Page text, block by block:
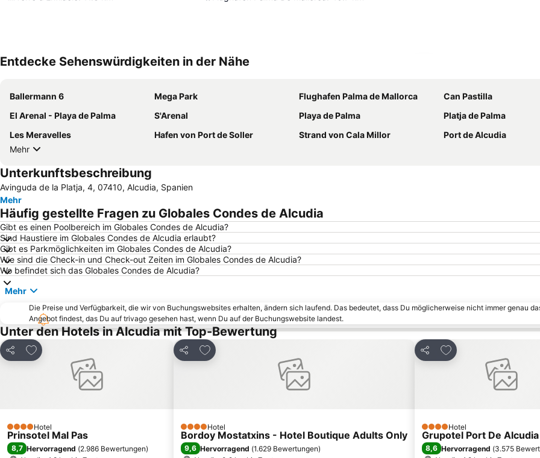
Entdecke Sehenswürdigkeiten in der Nähe
Ballermann 6 Mega Park Flughafen Palma de Mallorca
Can Pastilla
El Arenal - Playa de Palma
S'Arenal Playa de Palma
Platja de Palma
Les Meravelles
Hafen von Port de Soller Strand von Cala Millor
Port de Alcudia
Mehr
Unterkunftsbeschreibung
Avinguda de la Platja, 4, 07410, Alcudia, Spanien
Mehr
Häufig gestellte Fragen zu Globales Condes de Alcudia
Gibt es einen Poolbereich im Globales Condes de Alcudia?
Sind Haustiere im Globales Condes de Alcudia erlaubt?
Gibt es Parkmöglichkeiten im Globales Condes de Alcudia?
Wie sind die Check-in und Check-out Zeiten im Globales Condes de Alcudia?
Wo befindet sich das Globales Condes de Alcudia?
Mehr
Die Preise und Verfügbarkeit, die wir von Buchungswebsites erhalten, ändern sich laufend. Das bedeutet, dass Du möglicherweise nicht immer genau
Angebot findest, das Du auf trivago gesehen hast, wenn Du auf der Buchungswebsite landest.
Unter den Hotels in Alcudia mit Top-Bewertung
Teilen
Zu Favoriten hinzufügen
4 SterneHotel
Prinsotel Mal Pas
8,7 Hervorragend (2.986 Bewertungen)
Teilen
Zu Favoriten hinzufügen
4 SterneHotel
Bordoy Mostatxins - Hotel Boutique Adults Only
9,6 Hervorragend (1.629 Bewertungen)
Teilen
Zu Favoriten
4 SterneHotel
Grupotel Port De Alcudia
8,6 Hervorragend (3.575